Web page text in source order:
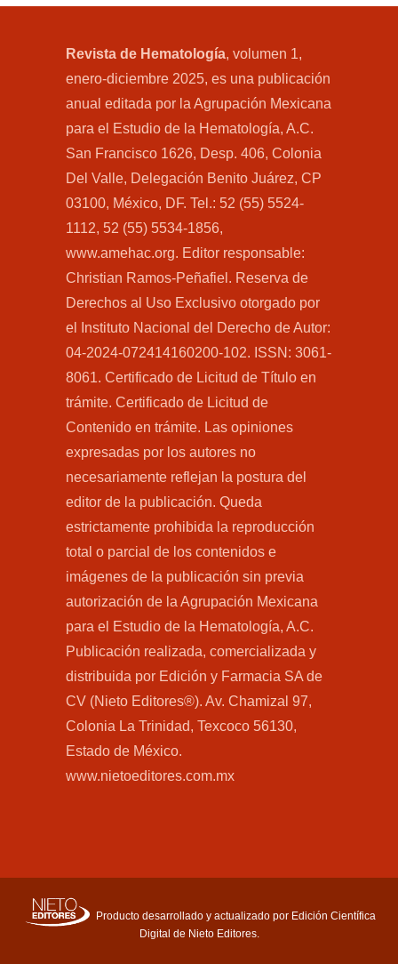
Revista de Hematología, volumen 1,
enero-diciembre 2025, es una publicación
anual editada por la Agrupación Mexicana
para el Estudio de la Hematología, A.C.
San Francisco 1626, Desp. 406, Colonia
Del Valle, Delegación Benito Juárez, CP
03100, México, DF. Tel.: 52 (55) 5524-
1112, 52 (55) 5534-1856,
www.amehac.org. Editor responsable:
Christian Ramos-Peñafiel. Reserva de
Derechos al Uso Exclusivo otorgado por
el Instituto Nacional del Derecho de Autor:
04-2024-072414160200-102. ISSN: 3061-
8061. Certificado de Licitud de Título en
trámite. Certificado de Licitud de
Contenido en trámite. Las opiniones
expresadas por los autores no
necesariamente reflejan la postura del
editor de la publicación. Queda
estrictamente prohibida la reproducción
total o parcial de los contenidos e
imágenes de la publicación sin previa
autorización de la Agrupación Mexicana
para el Estudio de la Hematología, A.C.
Publicación realizada, comercializada y
distribuida por Edición y Farmacia SA de
CV (Nieto Editores®). Av. Chamizal 97,
Colonia La Trinidad, Texcoco 56130,
Estado de México.
www.nietoeditores.com.mx
Producto desarrollado y actualizado por Edición Científica
Digital de Nieto Editores.